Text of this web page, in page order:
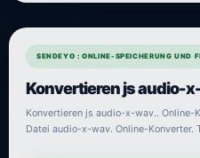
SENDEYO : ONLINE-SPEICHERUNG UND
Konvertieren js audio-
Konvertieren js audio-x-wav.. Online-
Datei audio-x-wav. Online-Konverter.